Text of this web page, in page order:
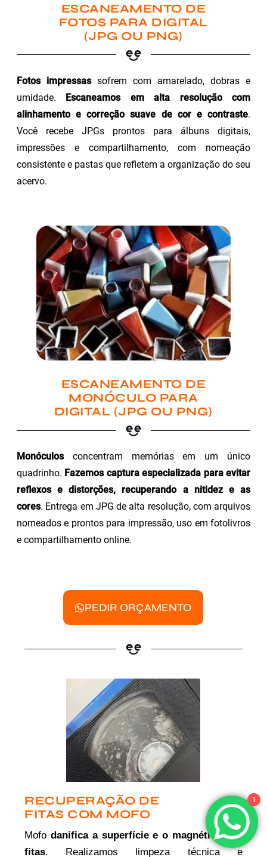
ESCANEAMENTO DE
FOTOS PARA DIGITAL
(JPG OU PNG)
Fotos impressassofrem com amarelado, dobras e
umidade. Escaneamos em alta resolução com
alinhamento e correção suave de cor e contraste.
Você recebe JPGs prontos para álbuns digitais,
impressões e compartilhamento, com nomeação
consistente e pastas que refletem a organização do seu
acervo.
ESCANEAMENTO DE
MONÓCULO PARA
DIGITAL (JPG OU PNG)
Monóculosconcentram memórias em um único
quadrinho. Fazemos captura especializada para evitar
reflexos e distorções, recuperando a nitidez e as
cores. Entrega em JPG de alta resolução, com arquivos
nomeados e prontos para impressão, uso em fotolivros
e compartilhamento online.
PEDIR ORÇAMENTO
RECUPERAÇÃO DE
FITAS COM MOFO
Mofodanifica a superfície e o magnético das
fitas. Realizamos limpeza técnica e
1